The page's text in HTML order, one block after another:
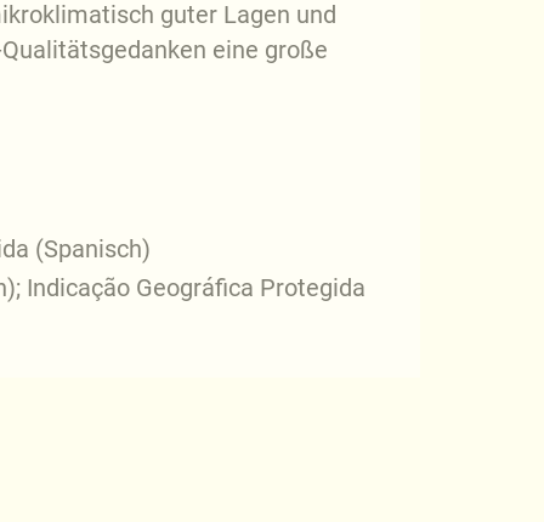
guter Lagen und
eine große
(Spanisch)
Indicação Geográfica Protegida